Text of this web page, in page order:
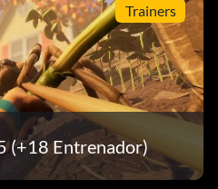
Trainers
(+18 Entrenador)